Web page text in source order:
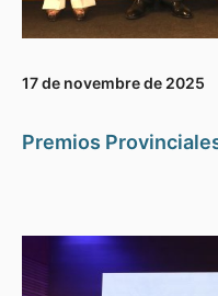
17 de novembre de 2025
Premios